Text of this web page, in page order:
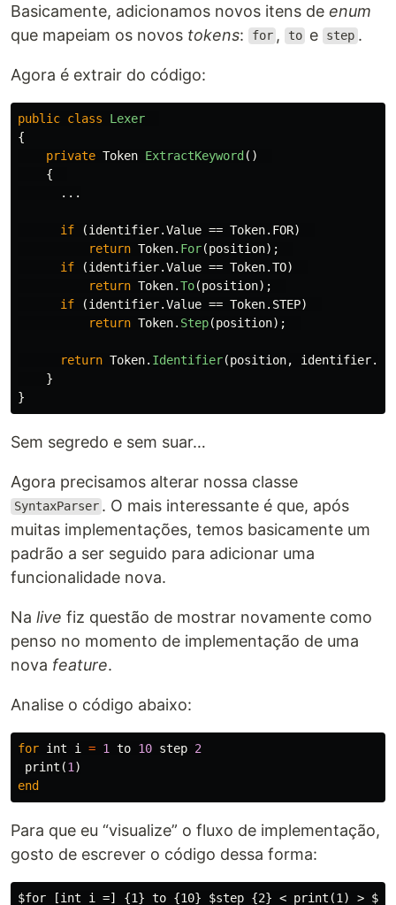
Basicamente, adicionamos novos itens de enum
que mapeiam os novos tokens: for , to e step .
Agora é extrair do código:
public class
Lexer
{
private Token ExtractKeyword()
{
...
if (identifier.Value == Token. FOR)
return Token. For(position);
if
(identifier.Value == Token.TO)
return Token.To(position);
if
(identifier.Value == Token. STEP)
return Token. Step(position);
return Token. Identifier(position, identifier.
}
}
Sem segredo e sem suar…
Agora precisamos alterar nossa classe
SyntaxParser . O mais interessante é que, após
muitas implementações, temos basicamente um
padrão a ser seguido para adicionar uma
funcionalidade nova.
Na live fiz questão de mostrar novamente como
penso no momento de implementação de uma
nova feature.
Analise o código abaixo:
for int i = 1 to 10 step 2
print (1 )
end
Para que eu “visualize” o fluxo de implementação,
gosto de escrever o código dessa forma:
$for [int i =] {1} to {10} $step {2} < print(1) >